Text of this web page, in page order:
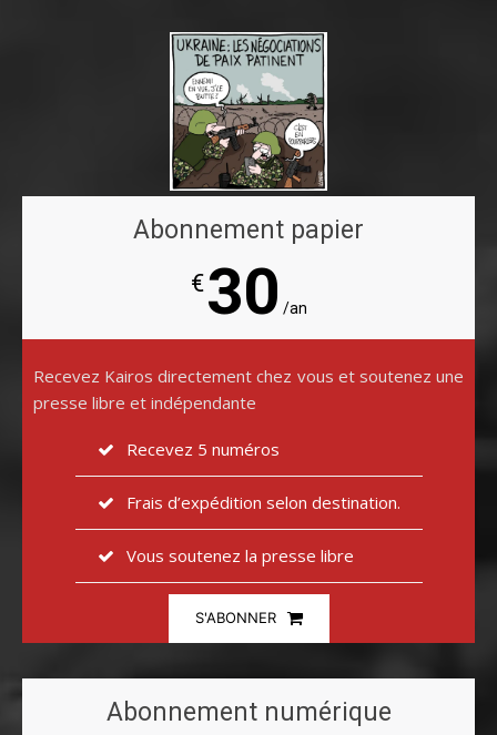
Abonnement papier
€30 /an
Recevez Kairos directement chez vous et soutenez une
presse libre et indépendante
Recevez 5 numéros
Frais d’expédition selon destination.
Vous soutenez la presse libre
S'ABONNER
Abonnement numérique